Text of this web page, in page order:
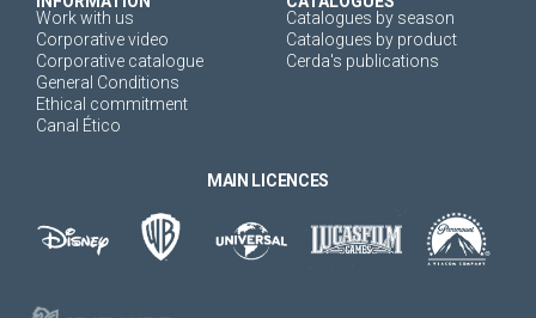
Work with us
Corporative video
Corporative catalogue
General Conditions
Ethical commitment
Canal Ético
Catalogues by season
Catalogues by product
Cerda's publications
MAIN LICENCES